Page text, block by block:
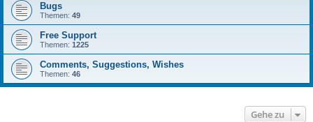
Bugs
Themen: 49
Free Support
Themen: 1225
Comments, Suggestions, Wishes
Themen: 46
Gehe zu